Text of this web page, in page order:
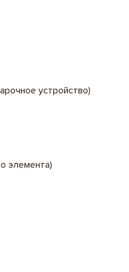
устройство)
элемента)